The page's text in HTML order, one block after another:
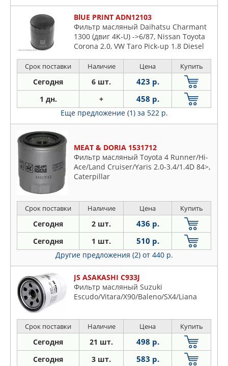
BlUE PRINT ADN12103
Фильтр масляный Daihatsu Charmant
1300 (двиг 4K-U) ->6/87, Nissan Toyota
Corona 2.0, VW Taro Pick-up 1.8 Diesel
Срок поставки Наличие Цена Купить
Сегодня 6 шт. 423 р.
1 дн. + 458 р.
Еще предложение (1) за 522 р.
MEAT & DORIA 1531712
Фильтр масляный Toyota 4 Runner/Hi-
Ace/Land Cruiser/Yaris 2.0-3.4/1.4D 84>,
Caterpillar
Срок поставки Наличие Цена Купить
Сегодня 2 шт. 436 р.
Сегодня 1 шт. 510 р.
Другие предложения (2) от 440 р.
JS ASAKASHI C933J
Фильтр масляный Suzuki
Escudo/Vitara/X90/Baleno/SX4/Liana
Срок поставки Наличие Цена Купить
Сегодня 21 шт. 498 р.
Сегодня 3 шт. 583 р.